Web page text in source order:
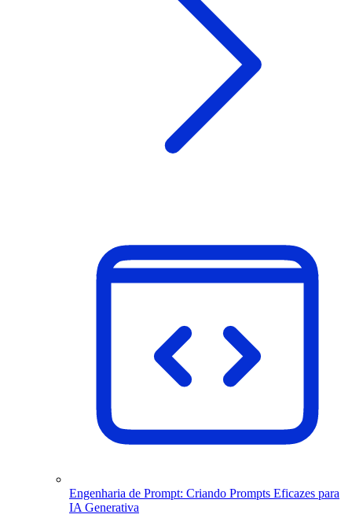
Engenharia de Prompt: Criando Prompts Eficazes para
IA Generativa